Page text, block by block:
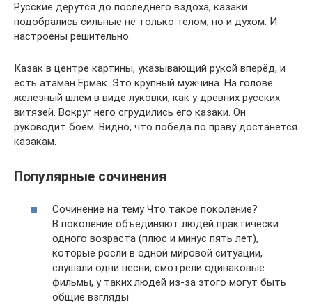
Русские дерутся до последнего вздоха, казаки
подобрались сильные не только телом, но и духом. И
настроены решительно.
Казак в центре картины, указывающий рукой вперёд, и
есть атаман Ермак. Это крупный мужчина. На голове
железный шлем в виде луковки, как у древних русских
витязей. Вокруг него сгрудились его казаки. Он
руководит боем. Видно, что победа по праву достанется
казакам.
Популярные сочинения
Сочинение на тему Что такое поколение?
В поколение объединяют людей практически
одного возраста (плюс и минус пять лет),
которые росли в одной мировой ситуации,
слушали одни песни, смотрели одинаковые
фильмы, у таких людей из-за этого могут быть
общие взгляды